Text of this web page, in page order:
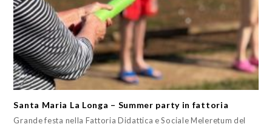
Santa Maria La Longa – Summer party in fattoria
Grande festa nella Fattoria Didattica e Sociale Meleretum del